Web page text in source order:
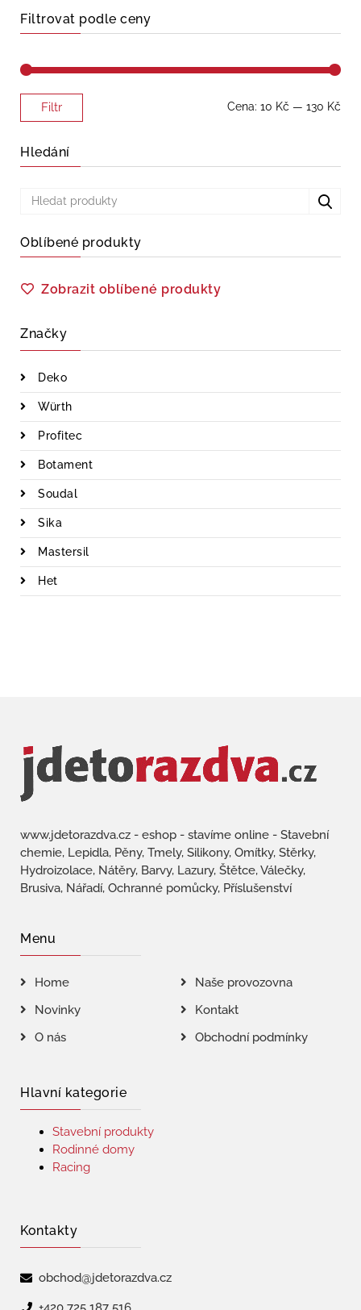
Filtrovat podle ceny
Minimální
Maximální
Filtr Cena: 10 Kč — 130 Kč
Hledání
Oblíbené produkty
Zobrazit oblíbené produkty
Značky
Deko
Würth
Profitec
Botament
Soudal
Sika
Mastersil
Het
www.jdetorazdva.cz - eshop - stavíme online - Stavební
chemie, Lepidla, Pěny, Tmely, Silikony, Omítky, Stěrky,
Hydroizolace, Nátěry, Barvy, Lazury, Štětce, Válečky,
Brusiva, Nářadí, Ochranné pomůcky, Příslušenství
Menu
Home
Naše provozovna
Novinky
Kontakt
O nás
Obchodní podmínky
Hlavní kategorie
Stavební produkty
Rodinné domy
Racing
Kontakty
obchod@jdetorazdva.cz